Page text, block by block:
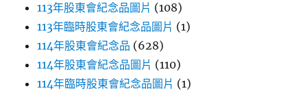
113年股東會紀念品圖片 (108)
113年臨時股東會紀念品圖片 (1)
114年股東會紀念品 (628)
114年股東會紀念品圖片 (110)
114年臨時股東會紀念品圖片 (1)